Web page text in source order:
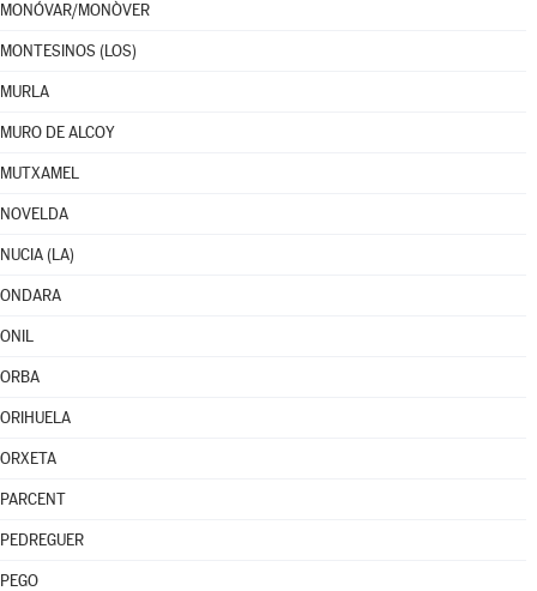
MONÓVAR/MONÒVER
MONTESINOS (LOS)
MURLA
MURO DE ALCOY
MUTXAMEL
NOVELDA
NUCIA (LA)
ONDARA
ONIL
ORBA
ORIHUELA
ORXETA
PARCENT
PEDREGUER
PEGO